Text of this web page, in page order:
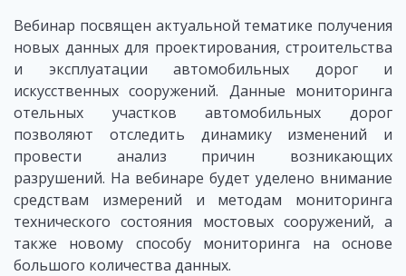
Вебинар посвящен актуальной тематике получения
новых данных для проектирования, строительства
и эксплуатации автомобильных дорог и
искусственных сооружений. Данные мониторинга
отельных участков автомобильных дорог
позволяют отследить динамику изменений и
провести анализ причин возникающих
разрушений. На вебинаре будет уделено внимание
средствам измерений и методам мониторинга
технического состояния мостовых сооружений, а
также новому способу мониторинга на основе
большого количества данных.